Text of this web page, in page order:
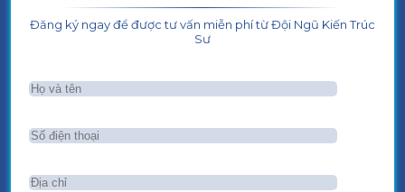
Đăng ký ngay để được tư vấn miễn phí từ Đội Ngũ Kiến Trúc
Sư